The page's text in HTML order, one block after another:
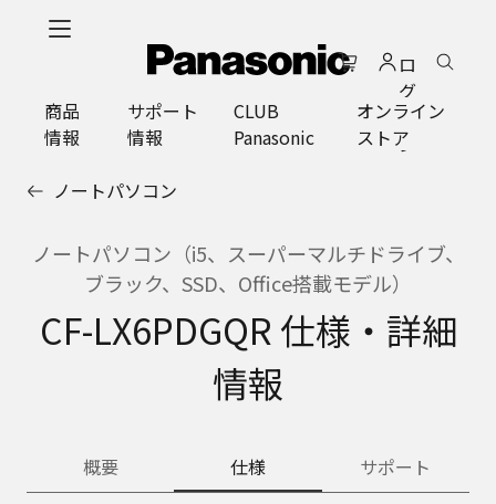
ロ
グ
イ
ン
商品
情報
サポート
情報
CLUB
Panasonic
オンライン
ストア
ノートパソコン
ノートパソコン（i5、スーパーマルチドライブ、
ブラック、SSD、Office搭載モデル）
CF-LX6PDGQR 仕様・詳細
情報
概要 仕様 サポート